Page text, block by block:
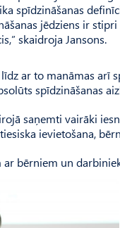
spīdzināšanas
jēdziens ir
skaidroja Jansons.
ar to manāmas arī
spīdzināšanas
saņemti vairāki
ievietošana,
bērniem un